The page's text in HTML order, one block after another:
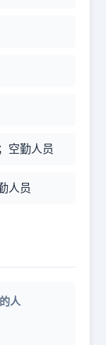
空勤人员
人员
人